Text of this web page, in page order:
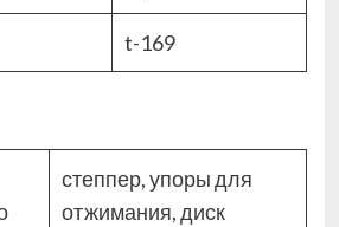
t-169
степпер, упоры для
отжимания, диск